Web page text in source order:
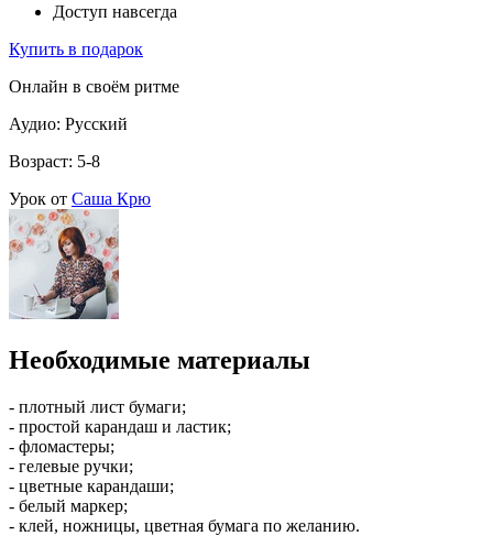
Доступ навсегда
Купить в подарок
Онлайн в своём ритме
Аудио: Русский
Возраст: 5-8
Урок от Саша Крю
Необходимые материалы
- плотный лист бумаги;
- простой карандаш и ластик;
- фломастеры;
- гелевые ручки;
- цветные карандаши;
- белый маркер;
- клей, ножницы, цветная бумага по желанию.